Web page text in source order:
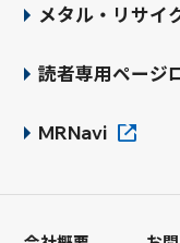
メタル・リサイ
読者専用ページ
MRNavi